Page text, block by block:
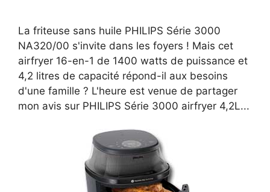
La friteuse sans huile PHILIPS Série 3000
NA320/00 s'invite dans les foyers ! Mais cet
airfryer 16-en-1 de 1400 watts de puissance et
4,2 litres de capacité répond-il aux besoins
d'une famille ? L'heure est venue de partager
mon avis sur PHILIPS Série 3000 airfryer 4,2L...